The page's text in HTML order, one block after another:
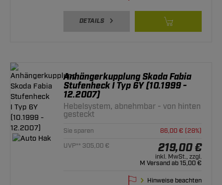
DETAILS
Anhängerkupplung Skoda Fabia
Stufenheck I Typ 6Y (10.1999 -
12.2007)
Hebelsystem, abnehmbar - von hinten
gesteckt
Sie sparen
86,00 € (28%)
UVP** 305,00 €
219,00 €
inkl. MwSt., zzgl.
M Versand ab 15,00 €
Hinweise beachten